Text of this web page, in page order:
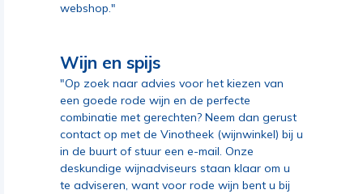
webshop."
Wijn en spijs
"Op zoek naar advies voor het kiezen van
een goede rode wijn en de perfecte
combinatie met gerechten? Neem dan gerust
contact op met de Vinotheek (wijnwinkel) bij u
in de buurt of stuur een e-mail. Onze
deskundige wijnadviseurs staan klaar om u
te adviseren, want voor rode wijn bent u bij